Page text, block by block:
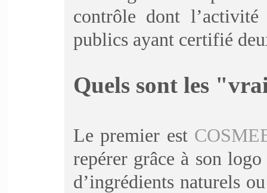
contrôle dont
publics ayant certifié
Quels sont les
Le premier est
repérer grâce à son
d’ingrédients naturels